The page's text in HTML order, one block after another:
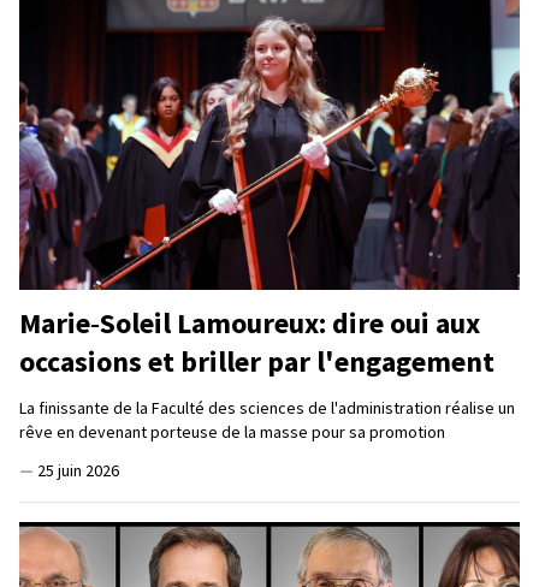
Marie‑Soleil Lamoureux: dire oui aux
occasions et briller par l'engagement
La finissante de la Faculté des sciences de l'administration réalise un
rêve en devenant porteuse de la masse pour sa promotion
— 25 juin 2026